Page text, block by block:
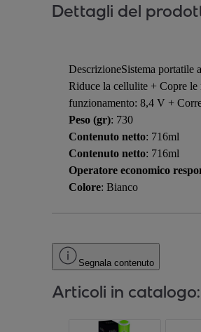
Dettagli del
DescrizioneSistema portatile
Riduce la cellulite + Copre
funzionamento: 8,4 V +
Peso (gr): 730
Contenuto netto: 716ml
Contenuto netto: 716ml
Operatore economico
Colore: Bianco
Segnala contenuto
Articoli in catalogo: